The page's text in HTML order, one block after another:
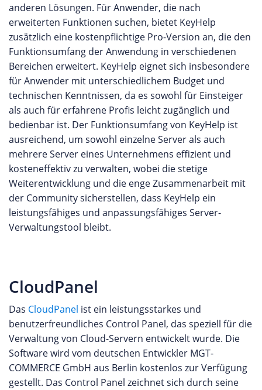
anderen Lösungen. Für Anwender, die nach
erweiterten Funktionen suchen, bietet KeyHelp
zusätzlich eine kostenpflichtige Pro-Version an, die den
Funktionsumfang der Anwendung in verschiedenen
Bereichen erweitert. KeyHelp eignet sich insbesondere
für Anwender mit unterschiedlichem Budget und
technischen Kenntnissen, da es sowohl für Einsteiger
als auch für erfahrene Profis leicht zugänglich und
bedienbar ist. Der Funktionsumfang von KeyHelp ist
ausreichend, um sowohl einzelne Server als auch
mehrere Server eines Unternehmens effizient und
kosteneffektiv zu verwalten, wobei die stetige
Weiterentwicklung und die enge Zusammenarbeit mit
der Community sicherstellen, dass KeyHelp ein
leistungsfähiges und anpassungsfähiges Server-
Verwaltungstool bleibt.
CloudPanel
Das CloudPanel ist ein leistungsstarkes und
benutzerfreundliches Control Panel, das speziell für die
Verwaltung von Cloud-Servern entwickelt wurde. Die
Software wird vom deutschen Entwickler MGT-
COMMERCE GmbH aus Berlin kostenlos zur Verfügung
gestellt. Das Control Panel zeichnet sich durch seine